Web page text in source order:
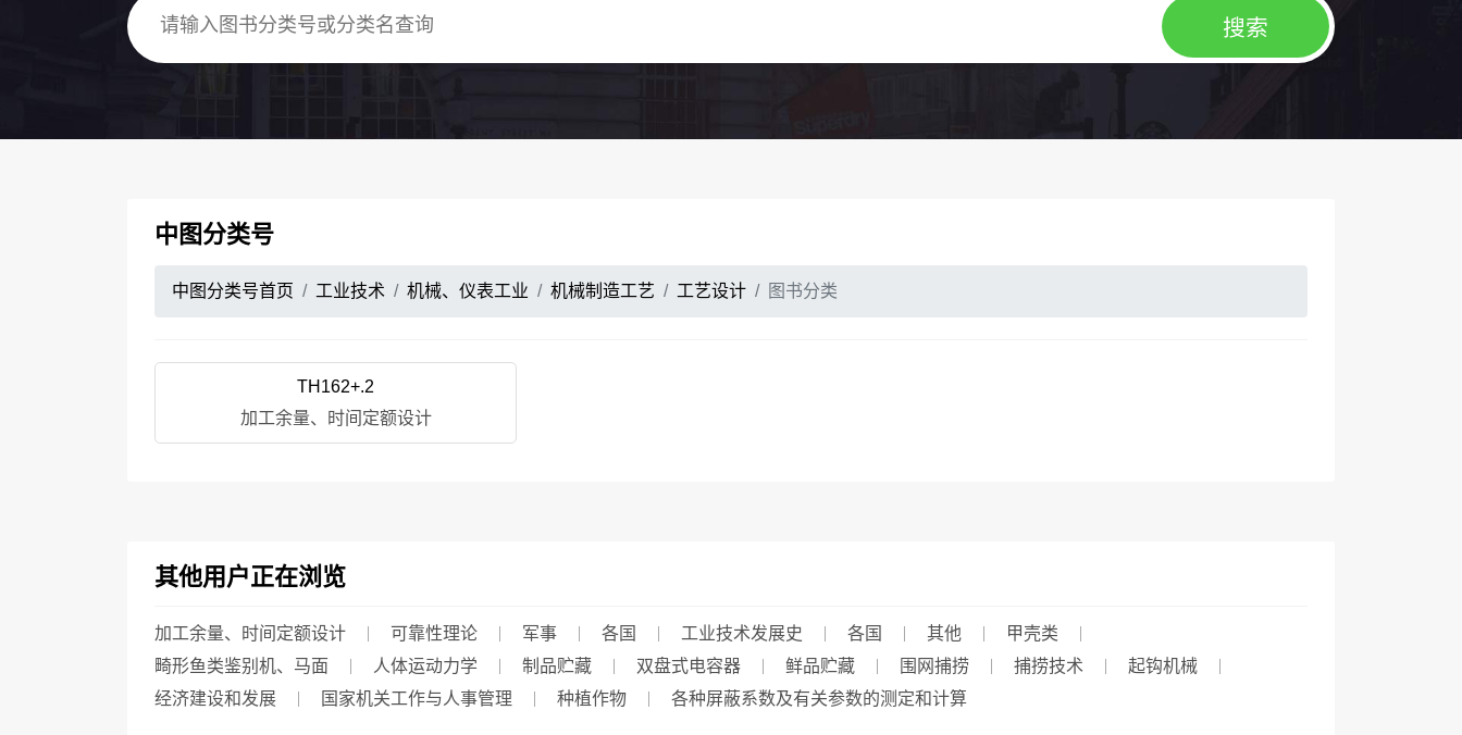
中图分类号
中图分类号首页 工业技术 机械、仪表工业 机械制造工艺 工艺设计 图书分类
TH162+.2
加工余量、时间定额设计
其他用户正在浏览
加工余量、时间定额设计 可靠性理论 军事 各国 工业技术发展史 各国 其他
甲壳类
畸形鱼类鉴别机、马面
人体运动力学 制品贮藏 双盘式电容器 鲜品贮藏 围网捕捞 捕捞技术
起钩机械
经济建设和发展
国家机关工作与人事管理 种植作物 各种屏蔽系数及有关参数的测定和计算